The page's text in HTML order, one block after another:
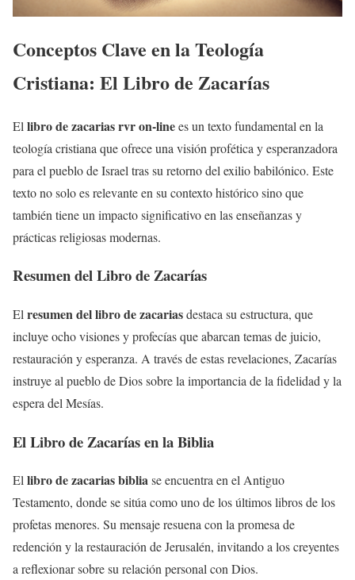
Conceptos Clave en la Teología
Cristiana: El Libro de Zacarías
El libro de zacarias rvr on-linees un texto fundamental en la
teología cristiana que ofrece una visión profética y esperanzadora
para el pueblo de Israel tras su retorno del exilio babilónico. Este
texto no solo es relevante en su contexto histórico sino que
también tiene un impacto significativo en las enseñanzas y
prácticas religiosas modernas.
Resumen del Libro de Zacarías
El resumen del libro de zacariasdestaca su estructura, que
incluye ocho visiones y profecías que abarcan temas de juicio,
restauración y esperanza. A través de estas revelaciones, Zacarías
instruye al pueblo de Dios sobre la importancia de la fidelidad y la
espera del Mesías.
El Libro de Zacarías en la Biblia
Ellibro de zacarias bibliase encuentra en el Antiguo
Testamento, donde se sitúa como uno de los últimos libros de los
profetas menores. Su mensaje resuena con la promesa de
redención y la restauración de Jerusalén, invitando a los creyentes
a reflexionar sobre su relación personal con Dios.